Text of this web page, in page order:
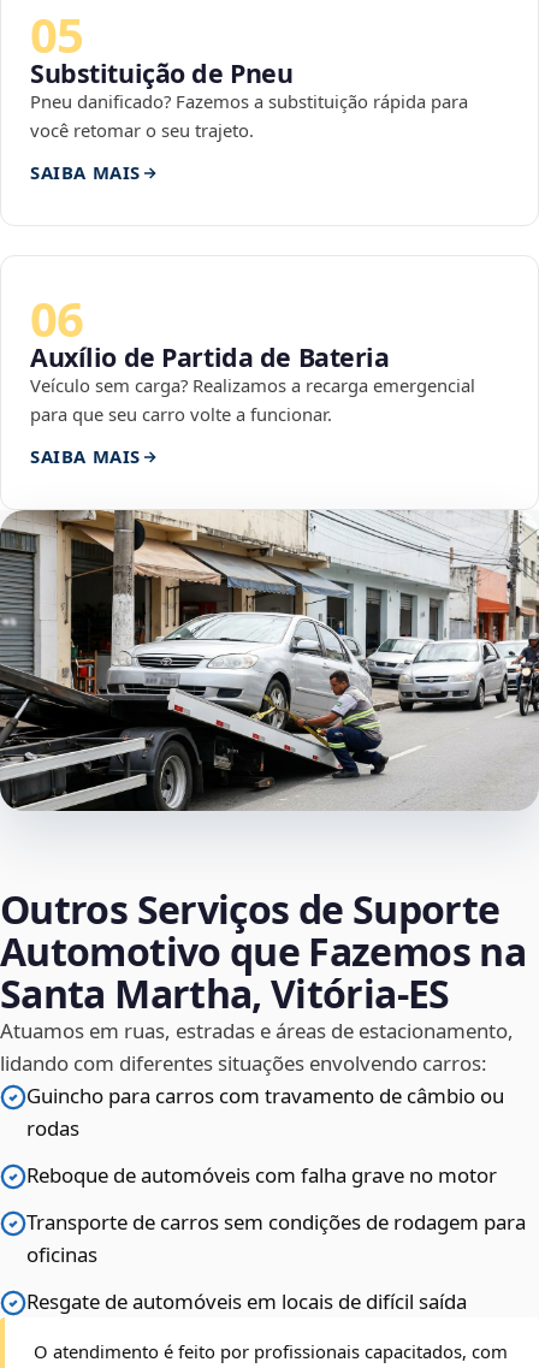
05
Substituição de Pneu
Pneu danificado? Fazemos a substituição rápida para
você retomar o seu trajeto.
SAIBA MAIS
06
Auxílio de Partida de Bateria
Veículo sem carga? Realizamos a recarga emergencial
para que seu carro volte a funcionar.
SAIBA MAIS
Outros Serviços de Suporte
Automotivo que Fazemos na
Santa Martha, Vitória‑ES
Atuamos em ruas, estradas e áreas de estacionamento,
lidando com diferentes situações envolvendo carros:
Guincho para carros com travamento de câmbio ou
rodas
Reboque de automóveis com falha grave no motor
Transporte de carros sem condições de rodagem para
oficinas
Resgate de automóveis em locais de difícil saída
O atendimento é feito por profissionais capacitados, com